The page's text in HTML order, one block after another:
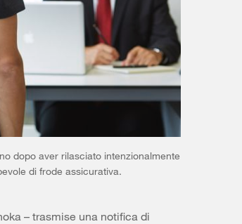
dopo aver rilasciato intenzionalmente
di frode assicurativa.
– trasmise una notifica di